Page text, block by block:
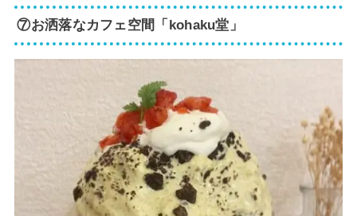
⑦お洒落なカフェ空間「kohaku堂」